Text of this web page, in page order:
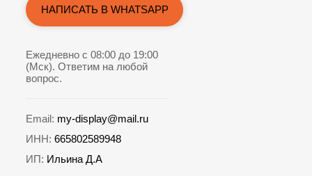
НАПИСАТЬ В WHATSAPP
Ежедневно с 08:00 до 19:00
(Мск). Ответим на любой
вопрос.
Email: my-display@mail.ru
ИНН: 665802589948
ИП: Ильина Д.А